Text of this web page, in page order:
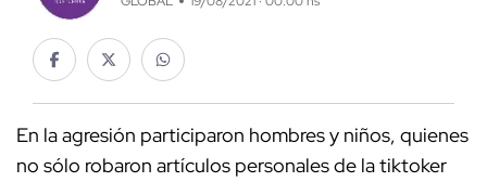
En la agresión participaron hombres y niños, quienes
no sólo robaron artículos personales de la tiktoker